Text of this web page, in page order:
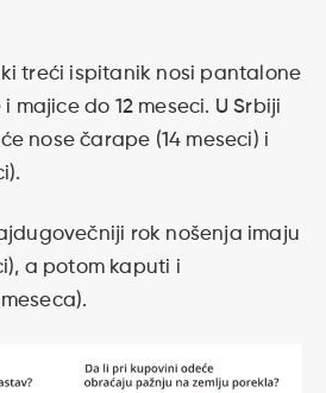
treći ispitanik nosi pantalone
majice do 12 meseci. U Srbiji
nose čarape (14 meseci) i
rok nošenja imaju
a potom kaputi i